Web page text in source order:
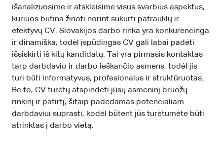
išanalizuosime ir atskleisime visus svarbius aspektus,
kuriuos būtina žinoti norint sukurti patrauklų ir
efektyvų CV. Slovakijos darbo rinka yra konkurencinga
ir dinamiška, todėl įspūdingas CV gali labai padėti
išsiskirti iš kitų kandidatų. Tai yra pirmasis kontaktas
tarp darbdavio ir darbo ieškančio asmens, todėl jis
turi būti informatyvus, profesionalus ir struktūruotas.
Be to, CV turėtų atspindėti jūsų asmeninį bruožų
rinkinį ir patirtį, šitaip padėdamas potencialiam
darbdaviui suprasti, kodėl būtent jūs turėtumėte būti
atrinktas į darbo vietą.